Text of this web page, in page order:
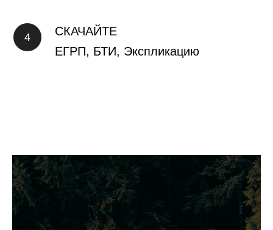
СКАЧАЙТЕ
ЕГРП, БТИ, Экспликацию